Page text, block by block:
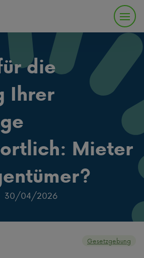
die
Ihrer
Mieter
30/04/2026
Gesetzgebung